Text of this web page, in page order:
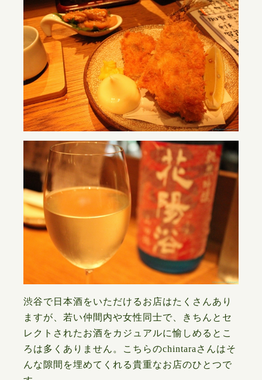
渋谷で日本酒をいただけるお店はたくさんあり
ますが、若い仲間内や女性同士で、きちんとセ
レクトされたお酒をカジュアルに愉しめるとこ
ろは多くありません。こちらのchintaraさんはそ
んな隙間を埋めてくれる貴重なお店のひとつで